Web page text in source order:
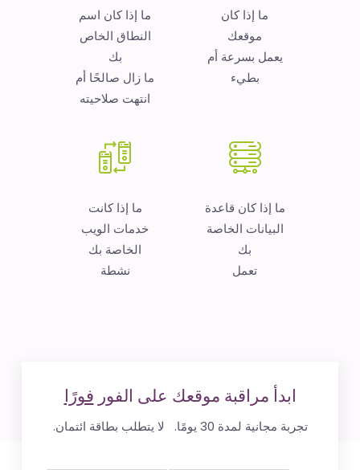
ما إذا كان
موقعك
يعمل بسرعة أم
بطيء
ما إذا كان اسم
النطاق الخاص
بك
ما زال صالحًا أم
انتهت صلاحيته
ما إذا كان قاعدة
البيانات الخاصة
بك
تعمل
ما إذا كانت
خدمات الويب
الخاصة بك
نشطة
ابدأ مراقبة موقعك على الفورفورًا
تجربة مجانية لمدة 30 يومًا. لا يتطلب بطاقة ائتمان.